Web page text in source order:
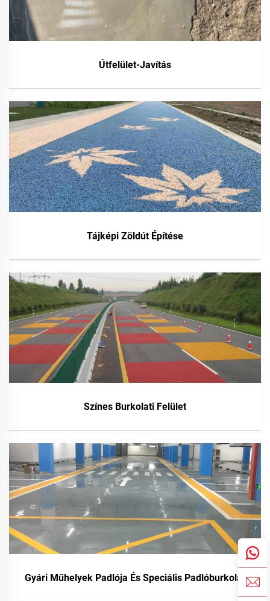
Útfelület-Javítás
Tájképi Zöldút Építése
Színes Burkolati Felület
Gyári Műhelyek Padlója És Speciális Padlóburkolat